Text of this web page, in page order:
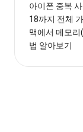
아이폰 중복
18까지 전체
맥에서 메모
법 알아보기